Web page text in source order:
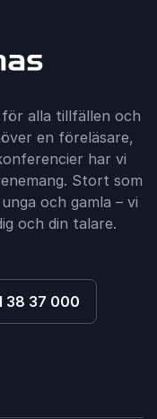
alla tillfällen och
en föreläsare,
har vi
Stort som
och gamla – vi
och din talare.
38 37 000